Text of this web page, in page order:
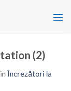
(2)
Încrezători la